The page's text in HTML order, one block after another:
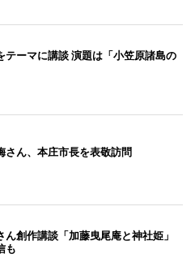
テーマに講談 演題は「小笠原諸島の
さん、本庄市長を表敬訪問
創作講談「加藤曳尾庵と神社姫」
も